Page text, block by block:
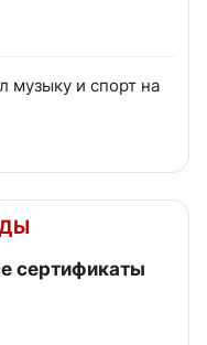
музыку и спорт на
сертификаты